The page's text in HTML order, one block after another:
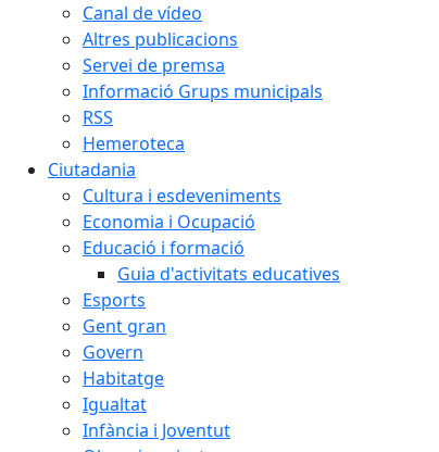
Canal de vídeo
Altres publicacions
Servei de premsa
Informació Grups municipals
RSS
Hemeroteca
Ciutadania
Cultura i esdeveniments
Economia i Ocupació
Educació i formació
Guia d'activitats educatives
Esports
Gent gran
Govern
Habitatge
Igualtat
Infància i Joventut